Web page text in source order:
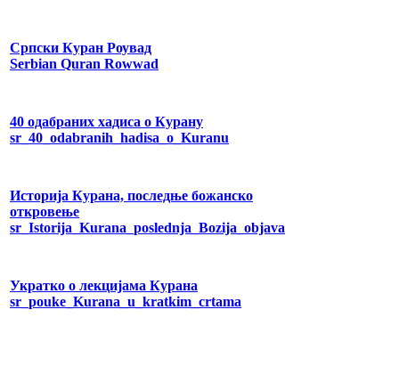
Српски Куран Роувад
Serbian Quran Rowwad
40 одабраних хадиса о Курану
sr_40_odabranih_hadisa_o_Kuranu
Историја Курана, последње божанско
откровење
sr_Istorija_Kurana_poslednja_Bozija_objava
Укратко о лекцијама Курана
sr_pouke_Kurana_u_kratkim_crtama